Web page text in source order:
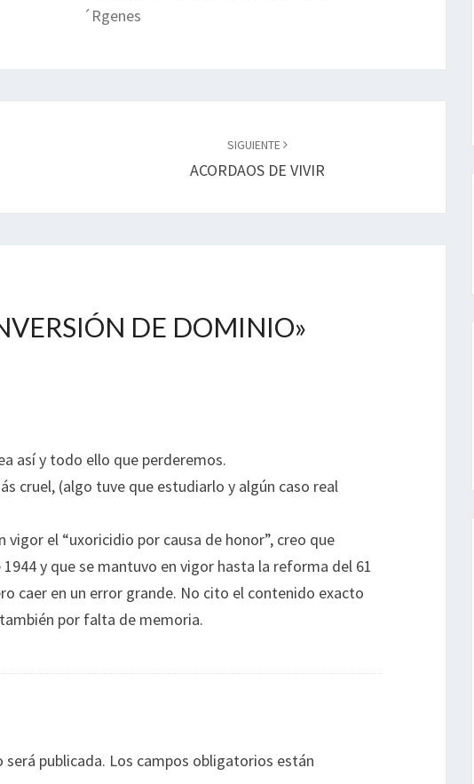
´rgenes
SIGUIENTE
ACORDAOS DE VIVIR
DE DOMINIO»
así y todo ello que perderemos.
cruel, (algo tuve que estudiarlo y algún caso real
vigor el “uxoricidio por causa de honor”, creo que
y que se mantuvo en vigor hasta la reforma del 61
caer en un error grande. No cito el contenido exacto
por falta de memoria.
publicada. Los campos obligatorios están